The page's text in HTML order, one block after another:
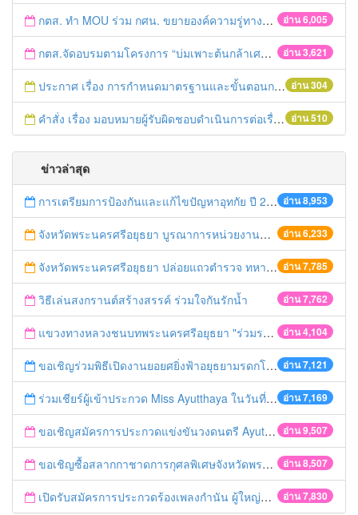
อ่าน 6,005
กตส. ทำ MOU ร่วม กศน. ขยายองค์ความรู่ทางบัญชี
อ่าน 3,621
กตส.จัดอบรมตามโครงการ “บ่มเพาะต้นกล้าเศรษฐกิจพอเพียง” ชวนเยาวชนรู้จักเก็บออม เริ่มจดบัญชีจากวันแม่สู่วันพ่อ
อ่าน 304
ประกาศ เรื่อง การกำหนดมาตรฐานและขั้นตอนการให้บริการประชาชน พ.ศ. 2556
อ่าน 510
คำสั่ง เรื่อง มอบหมายผู้รับผิดชอบดำเนินการต่อเรื่องร้องเรียน
ข่าวล่าสุด
อ่าน 8,953
การเตรียมการป้องกันและแก้ไขปัญหาอุทกัย ปี 2561
อ่าน 6,233
จังหวัดพระนครศรีอยุธยา บูรณาการหน่วยงานที่เกี่ยวข้อง ลงพื้นที่จัดระเบียบและดำเนินมาตรการตามบทลงโทษสูงสุดกับผู้ประกอบการร้านค้าที่ยังฝ่าฝืนตั้งร้านค้ารุกล้ำเขตพื้นที่ทางหลวง เตรียมความปลอดภัยก่อนเทศกาลสงกรานต์
อ่าน 7,785
จังหวัดพระนครศรีอยุธยา ปล่อยแถวตำรวจ ทหาร ฝ่ายปกครอง กว่า 100 นาย ตรวจเข้มท่ารถสาธารณะ สถานีขนส่งรถโดยสาร วินรถตู้ และสถานีรถไฟ เตรียมรับมือเทศกาลสงกรานต์
อ่าน 7,762
วิธีเล่นสงกรานต์สร้างสรรค์ ร่วมใจกันรักน้ำ
อ่าน 4,104
แขวงทางหลวงชนบทพระนครศรีอยุธยา "ร่วมรณรงค์ ขับช้า เปิดไฟหน้า คาดเข็มขัด" เทศกาลสงกรานต์ ปี 2561
อ่าน 7,121
ขอเชิญร่วมพิธีเปิดงานยอยศยิ่งฟ้าอยุธยามรดกโลก
อ่าน 7,169
ร่วมเชียร์ผู้เข้าประกวด Miss Ayutthaya ในวันที่ 15 ธันวาคม 2560
อ่าน 9,507
ขอเชิญสมัครการประกวดแข่งขันวงดนตรี Ayutthaya battle of the bands
อ่าน 8,507
ขอเชิญซื้อสลากกาชาดการกุศลพิเศษจังหวัดพระนครศรีอยุธยา 2560
อ่าน 7,830
เปิดรับสมัครการประกวดร้องเพลงกำนัน ผู้ใหญ่บ้าน ฯลฯ